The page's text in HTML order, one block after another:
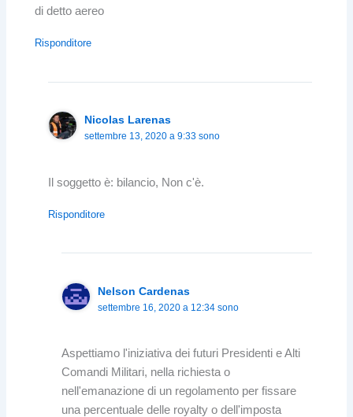
di detto aereo
Risponditore
Nicolas Larenas
settembre 13, 2020 a 9:33 sono
Il soggetto è: bilancio, Non c'è.
Risponditore
Nelson Cardenas
settembre 16, 2020 a 12:34 sono
Aspettiamo l'iniziativa dei futuri Presidenti e Alti
Comandi Militari, nella richiesta o
nell'emanazione di un regolamento per fissare
una percentuale delle royalty o dell'imposta